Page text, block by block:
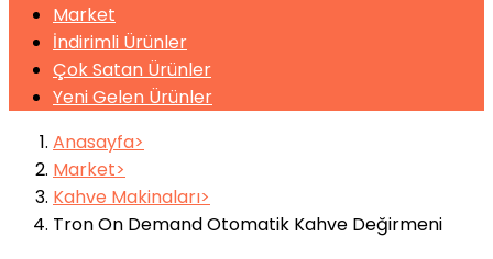
Market
İndirimli Ürünler
Çok Satan Ürünler
Yeni Gelen Ürünler
Anasayfa
Market
Kahve Makinaları
Tron On Demand Otomatik Kahve Değirmeni